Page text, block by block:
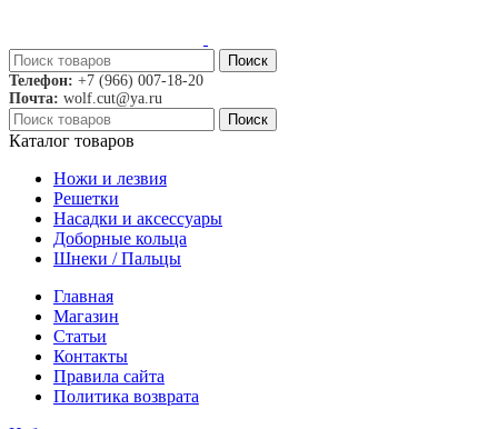
Поиск
Телефон: +7 (966) 007-18-20
Почта: wolf.cut@ya.ru
Поиск
Каталог товаров
Ножи и лезвия
Решетки
Насадки и аксессуары
Доборные кольца
Шнеки / Пальцы
Главная
Магазин
Статьи
Контакты
Правила сайта
Политика возврата